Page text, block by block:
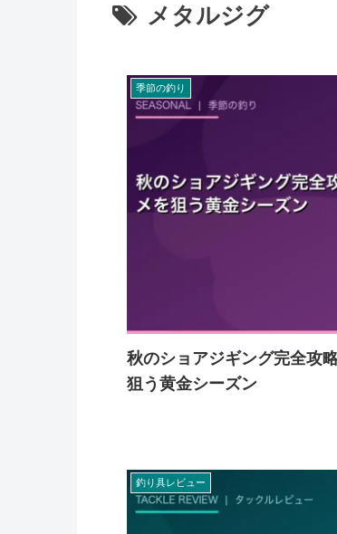
メタルジグ
季節の釣り
秋のショアジギング完全攻
狙う黄金シーズン
釣り具レビュー